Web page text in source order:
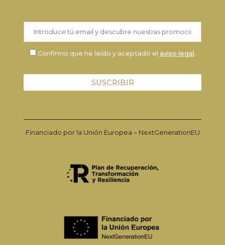
Confirmo que he leído y aceptado el aviso legal.
Financiado por la Unión Europea – NextGenerationEU